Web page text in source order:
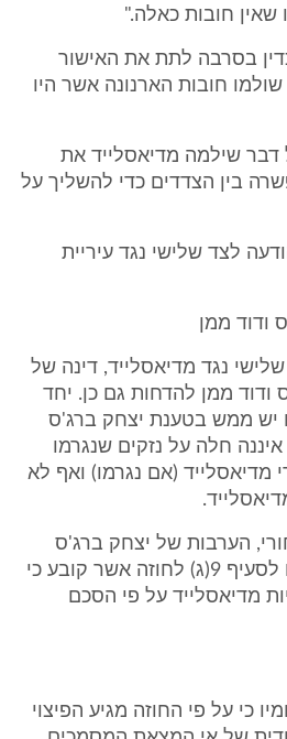
חובות כאלה."
בסרבה לתת את האישור
חובות הארנונה אשר היו
דבר שילמה מדיאסלייד את
בין הצדדים כדי להשליך על
לצד שלישי נגד עיריית
ודוד ממן
נגד מדיאסלייד, דינה של
ודוד ממן להדחות גם כן. יחד
יש ממש בטענת יצחק ברג'ס
חלה על נזקים שנגרמו
מדיאסלייד (אם נגרמו) ואף לא
הערבות של יצחק ברג'ס
ודוד ממן ניתנה בהתאם לסעיף 9(ג) לחוזה אשר קובע כי
מדיאסלייד על פי הסכם
כי על פי החוזה מגיע הפיצוי